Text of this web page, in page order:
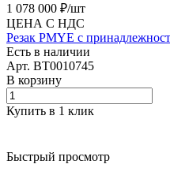
1 078 000 ₽/шт
ЦЕНА С НДС
Резак PMYE с
Есть в наличии
Арт. BT0010745
В корзину
Купить в 1 клик
Быстрый просмотр